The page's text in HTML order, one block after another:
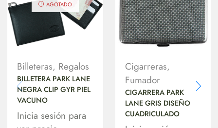
AGOTADO
Billeteras, Regalos
BILLETERA PARK LANE
NEGRA CLIP GYR PIEL
VACUNO
Inicia sesión para
Cigarreras,
Fumador
CIGARRERA PARK
LANE GRIS DISEÑO
CUADRICULADO